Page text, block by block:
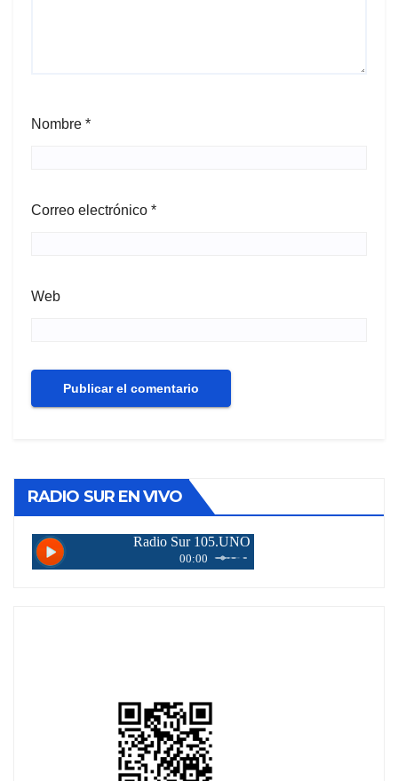
Nombre *
Correo electrónico *
Web
RADIO SUR EN VIVO